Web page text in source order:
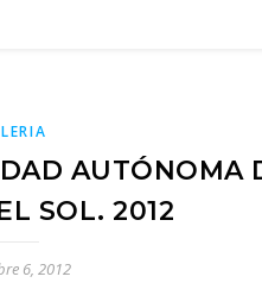
AUTÓNOMA
SOL. 2012
6, 2012